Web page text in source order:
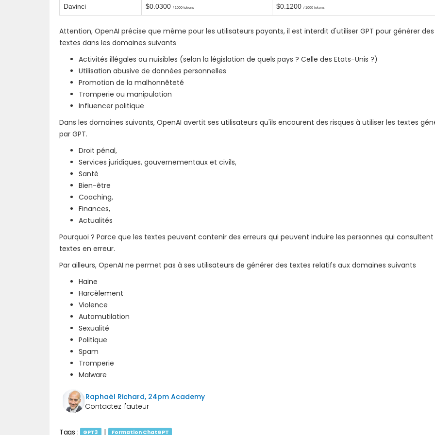
Davinci $0.0300 / 1000 tokens $0.1200 / 1000 tokens
Attention, OpenAI précise que même pour les utilisateurs payants, il est interdit d'utiliser GPT pour générer des
textes dans les domaines suivants
Activités illégales ou nuisibles (selon la législation de quels pays ? Celle des Etats-Unis ?)
Utilisation abusive de données personnelles
Promotion de la malhonnêteté
Tromperie ou manipulation
Influencer politique
Dans les domaines suivants, OpenAI avertit ses utilisateurs qu'ils encourent des risques à utiliser les textes
par GPT.
Droit pénal,
Services juridiques, gouvernementaux et civils,
Santé
Bien-être
Coaching,
Finances,
Actualités
Pourquoi ? Parce que les textes peuvent contenir des erreurs qui peuvent induire les personnes qui
textes en erreur.
Par ailleurs, OpenAI ne permet pas à ses utilisateurs de générer des textes relatifs aux domaines suivants
Haine
Harcèlement
Violence
Automutilation
Sexualité
Politique
Spam
Tromperie
Malware
Raphaël Richard, 24pm Academy
Tags : GPT3 | Formation ChatGPT